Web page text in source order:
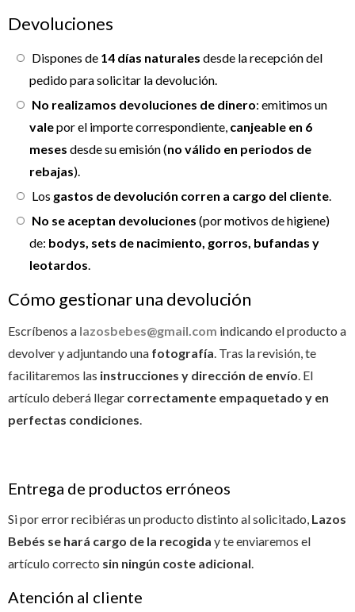
Devoluciones
Dispones de 14 días naturales desde la recepción del
pedido para solicitar la devolución.
No realizamos devoluciones de dinero: emitimos un
valepor el importe correspondiente, canjeable en 6
meses desde su emisión (no válido en periodos de
rebajas).
Los gastos de devolución corren a cargo del cliente.
No se aceptan devoluciones (por motivos de higiene)
de: bodys, sets de nacimiento, gorros, bufandas y
leotardos.
Cómo gestionar una devolución
Escríbenos a lazosbebes@gmail.com indicando el producto a
devolver y adjuntando una fotografía. Tras la revisión, te
facilitaremos las instrucciones y dirección de envío. El
artículo deberá llegar correctamente empaquetado y en
perfectas condiciones.
Entrega de productos erróneos
Si por error recibiéras un producto distinto al solicitado, Lazos
Bebés se hará cargo de la recogida y te enviaremos el
artículo correcto sin ningún coste adicional.
Atención al cliente